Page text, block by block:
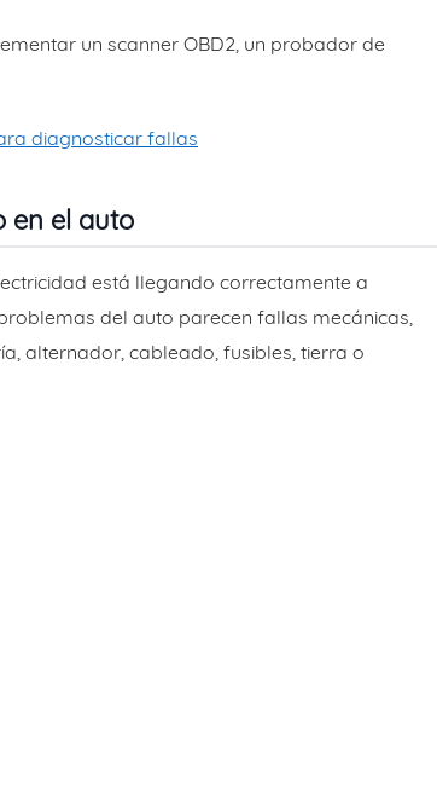
un scanner OBD2, un probador de
diagnosticar fallas
en el auto
está llegando correctamente a
del auto parecen fallas mecánicas,
alternador, cableado, fusibles, tierra o